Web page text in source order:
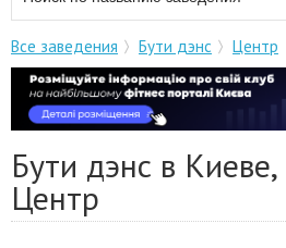
Все заведения Бути дэнс Центр
Бути дэнс в
Центр